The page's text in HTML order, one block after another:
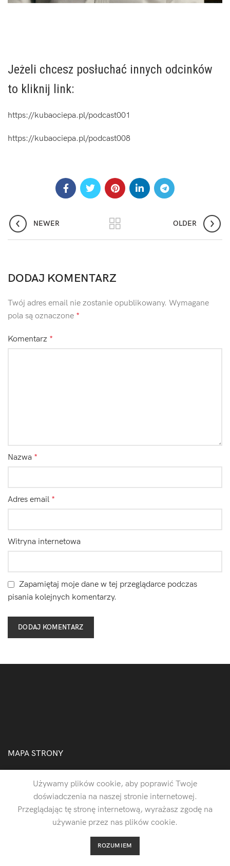
Jeżeli chcesz posłuchać innych odcinków
to kliknij link:
https://kubaociepa.pl/podcast001
https://kubaociepa.pl/podcast008
NEWER OLDER
DODAJ KOMENTARZ
Twój adres email nie zostanie opublikowany. Wymagane
pola są oznaczone *
Komentarz *
Nazwa *
Adres email *
Witryna internetowa
Zapamiętaj moje dane w tej przeglądarce podczas
pisania kolejnych komentarzy.
MAPA STRONY
Regulamin
2026 CREATED BY
Używamy plików cookie, aby poprawić Twoje
doświadczenia na naszej stronie internetowej.
Przeglądając tę stronę internetową, wyrażasz zgodę na
używanie przez nas plików cookie.
ROZUMIEM